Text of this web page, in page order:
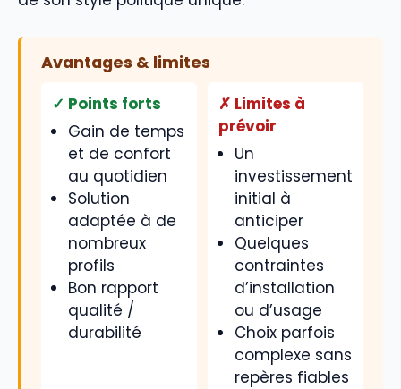
Avantages & limites
✓ Points forts
Gain de temps
et de confort
au quotidien
Solution
adaptée à de
nombreux
profils
Bon rapport
qualité /
durabilité
✗ Limites à
prévoir
Un
investissement
initial à
anticiper
Quelques
contraintes
d’installation
ou d’usage
Choix parfois
complexe sans
repères fiables